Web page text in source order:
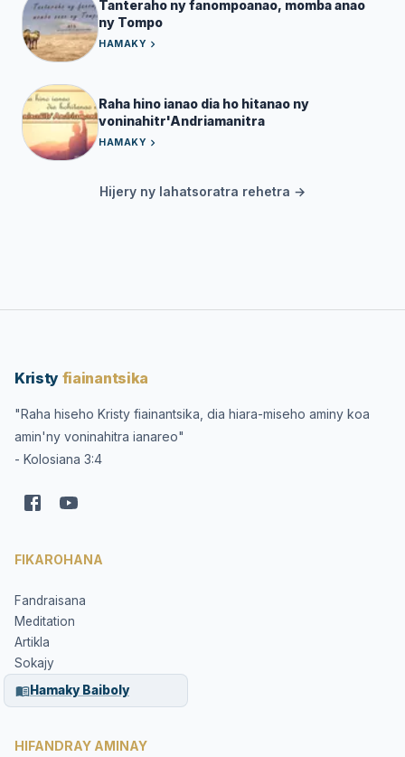
Tanteraho ny fanompoanao, momba anao
ny Tompo
HAMAKY
Raha hino ianao dia ho hitanao ny
voninahitr'Andriamanitra
HAMAKY
Hijery ny lahatsoratra rehetra →
Kristy fiainantsika
"Raha hiseho Kristy fiainantsika, dia hiara-miseho aminy koa
amin'ny voninahitra ianareo"
- Kolosiana 3:4
FIKAROHANA
Fandraisana
Meditation
Artikla
Sokajy
Hamaky Baiboly
HIFANDRAY AMINAY